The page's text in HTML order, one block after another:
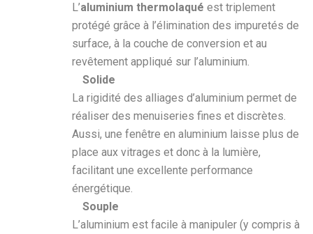
L’aluminium thermolaqué est triplement
protégé grâce à l’élimination des impuretés de
surface, à la couche de conversion et au
revêtement appliqué sur l’aluminium.
Solide
La rigidité des alliages d’aluminium permet de
réaliser des menuiseries fines et discrètes.
Aussi, une fenêtre en aluminium laisse plus de
place aux vitrages et donc à la lumière,
facilitant une excellente performance
énergétique.
Souple
L’aluminium est facile à manipuler (y compris à